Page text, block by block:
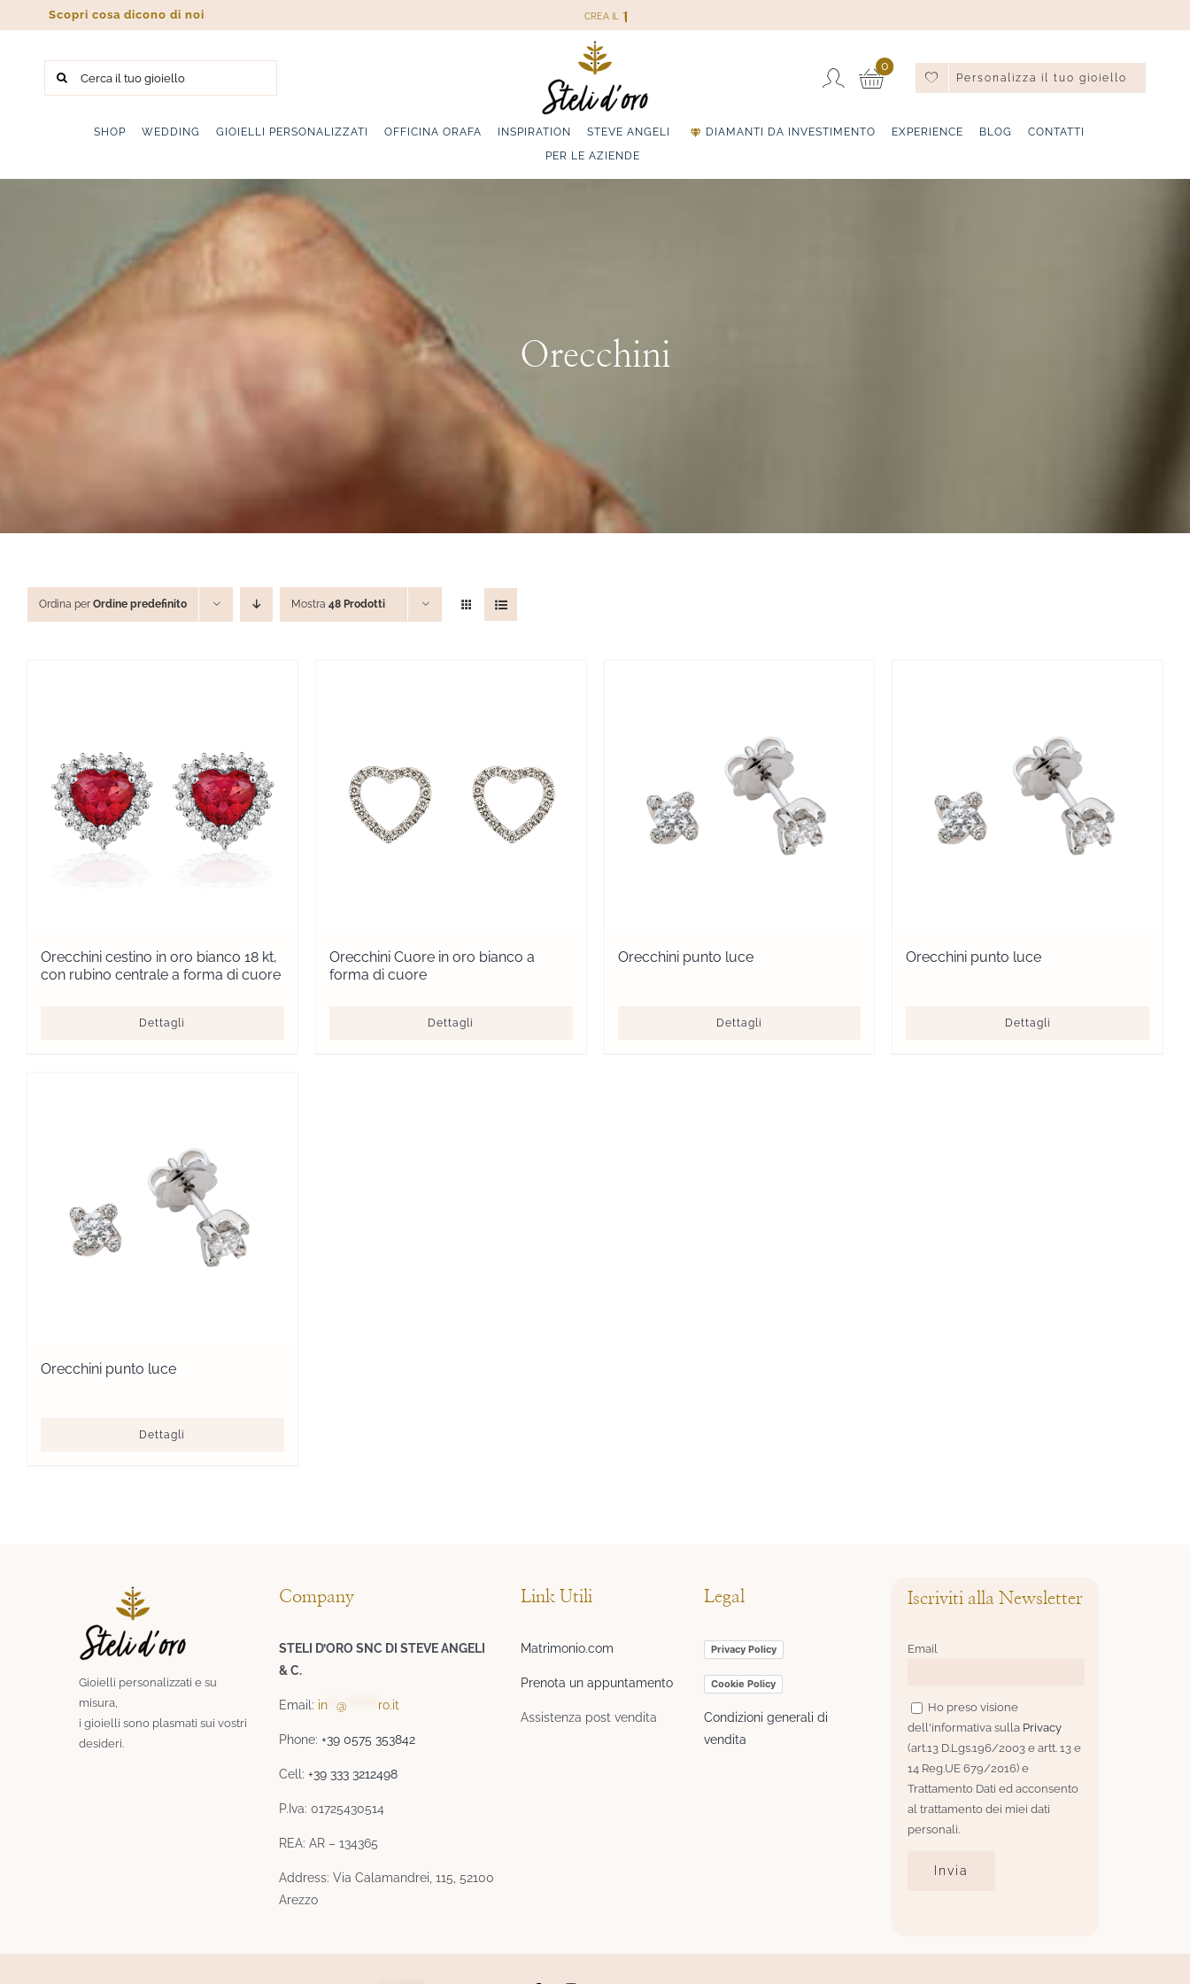
al
contenuto
Scopri cosa dicono di noi
Cerca
0
Personalizza il tuo gioiello
SHOP WEDDING GIOIELLI PERSONALIZZATI OFFICINA ORAFA INSPIRATION STEVE ANGELI DIAMANTI DA INVESTIMENTO EXPERIENCE BLOG
CONTATTI
PER LE AZIENDE
Orecchini
Ordina per Ordine predefinito Mostra 48 Prodotti
Orecchini cestino in oro bianco 18 kt,
con rubino centrale a forma di cuore
Dettagli
Orecchini Cuore in oro bianco a
forma di cuore
Dettagli
Orecchini punto luce
Dettagli
Orecchini punto luce
Dettagli
Orecchini punto luce
Dettagli
Gioielli personalizzati e su
misura,
i gioielli sono plasmati sui vostri
desideri.​
Company
STELI D’ORO SNC DI STEVE ANGELI
& C.
Email: in **@ ro.it
Phone:+39 0575 353842
Cell:+39 333 3212498
P.Iva: 01725430514
REA: AR – 134365
Address: Via Calamandrei, 115, 52100
Arezzo
Link Utili
Matrimonio.com
Prenota un appuntamento
Assistenza post vendita
Legal
Privacy Policy
Cookie Policy
Condizioni generali di
vendita
Iscriviti alla Newsletter
Email
Ho preso visione
dell'informativa sulla Privacy
(art.13 D.Lgs.196/2003 e artt. 13 e
14 Reg.UE 679/2016) e
Trattamento Dati ed acconsento
al trattamento dei miei dati
personali.